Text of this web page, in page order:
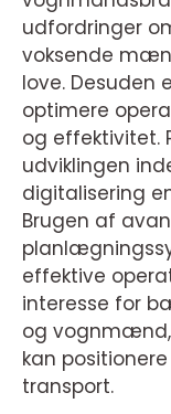
udfordringer
voksende
love. Desuden
optimere
og effektivitet.
udviklingen
digitalisering
Brugen af
effektive
interesse for
og
kan
transport.